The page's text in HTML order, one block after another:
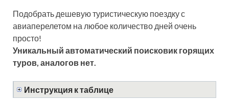
Подобрать дешевую туристическую поездку с
авиаперелетом на любое количество дней очень
просто!
Уникальный автоматический поисковик горящих
туров, аналогов нет.
Инструкция к таблице